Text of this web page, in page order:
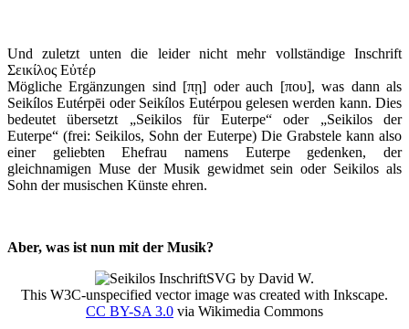
Und zuletzt unten die leider nicht mehr vollständige Inschrift
Σεικίλος Εὐτέρ
Mögliche Ergänzungen sind [πῃ] oder auch [που], was dann als
Seikílos Eutérpēi oder Seikílos Eutérpou gelesen werden kann. Dies
bedeutet übersetzt „Seikilos für Euterpe“ oder „Seikilos der
Euterpe“ (frei: Seikilos, Sohn der Euterpe) Die Grabstele kann also
einer geliebten Ehefrau namens Euterpe gedenken, der
gleichnamigen Muse der Musik gewidmet sein oder Seikilos als
Sohn der musischen Künste ehren.
Aber, was ist nun mit der Musik?
SVG by David W.
This W3C-unspecified vector image was created with Inkscape.
CC BY-SA 3.0 via Wikimedia Commons